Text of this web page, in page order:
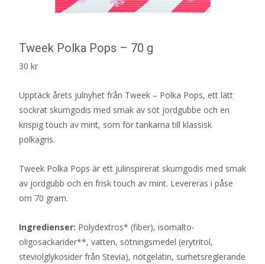
Tweek Polka Pops – 70 g
30 kr
Upptäck årets julnyhet från Tweek – Polka Pops, ett lätt
sockrat skumgodis med smak av söt jordgubbe och en
krispig touch av mint, som för tankarna till klassisk
polkagris.
Tweek Polka Pops är ett julinspirerat skumgodis med smak
av jordgubb och en frisk touch av mint. Levereras i påse
om 70 gram.
Ingredienser: Polydextros* (fiber), isomalto-
oligosackarider**, vatten, sötningsmedel (erytritol,
steviolglykosider från Stevia), nötgelatin, surhetsreglerande